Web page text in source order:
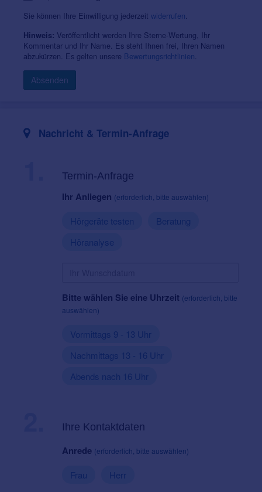
Sie können Ihre Einwilligung jederzeit widerrufen.
Hinweis: Veröffentlicht werden Ihre Sterne-Wertung, Ihr
Kommentar und Ihr Name. Es steht Ihnen frei, Ihren Namen
abzukürzen. Es gelten unsere Bewertungsrichtlinien.
Absenden
Nachricht & Termin-Anfrage
Termin-Anfrage
Ihr Anliegen (erforderlich, bitte auswählen)
Hörgeräte testen
Beratung
Höranalyse
Bitte wählen Sie eine Uhrzeit (erforderlich, bitte
auswählen)
Vormittags 9 - 13 Uhr
Nachmittags 13 - 16 Uhr
Abends nach 16 Uhr
Ihre Kontaktdaten
Anrede (erforderlich, bitte auswählen)
Frau Herr